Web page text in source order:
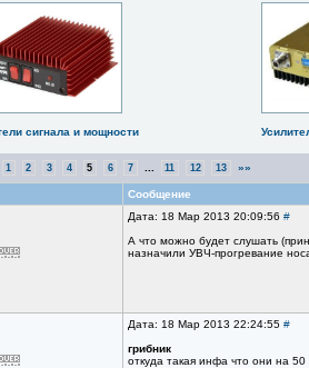
сигнала и мощности
1 2 3 4 5 6 7 11 12 13 »»
Сообщение
Дата: 18 Мар 2013 20:09:56 #
А что можно будет слушать
назначили УВЧ-прогревание
Дата: 18 Мар 2013 22:24:55 #
грибник
откуда такая инфа что они на